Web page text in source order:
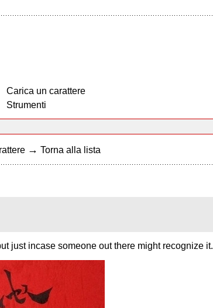
Carica un carattere
Strumenti
→ Torna alla lista
just incase someone out there might recognize it.